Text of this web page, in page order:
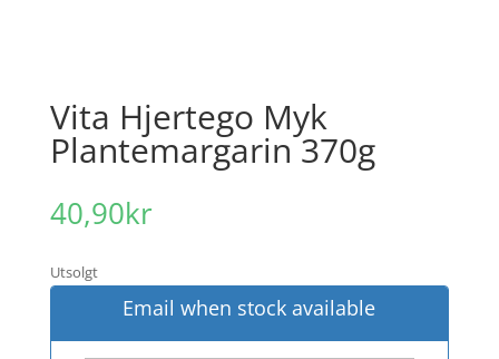
Vita Hjertego Myk
Plantemargarin 370g
40,90kr
Utsolgt
Email when stock available